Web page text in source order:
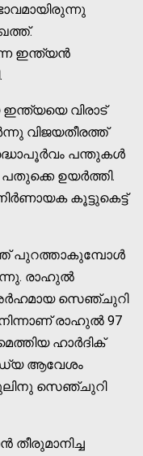
ഇന്ത്യന്‍
വിരാട്
വിജയതീരത്ത്
പന്തുകള്‍
ഉയര്‍ത്തി.
കൂട്ടുകെട്ട്
പുറത്താകുമ്പോള്‍
രാഹുല്‍
സെഞ്ചുറി
നിന്നാണ് രാഹുല്‍ 97
ഹാര്‍ദിക്
ആവേശം
സെഞ്ചുറി